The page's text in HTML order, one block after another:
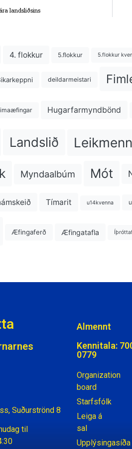
landsliðsins
4. flokkur 5.flokkur 5.flokkur
deildarmeistari
Hugarfarmyndbönd
Landslið Leikmenn
Myndaalbúm Mót
Tímarit u14kvenna
Æfingaferð Æfingatafla
Suðurströnd 8
til
Almennt
Kennitala:
0779
Organization
board
Starfsfólk
Leiga á
sal
Upplýsingasíða